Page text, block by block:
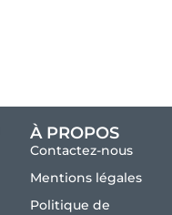
À PROPOS
Contactez-nous
Mentions légales
Politique de